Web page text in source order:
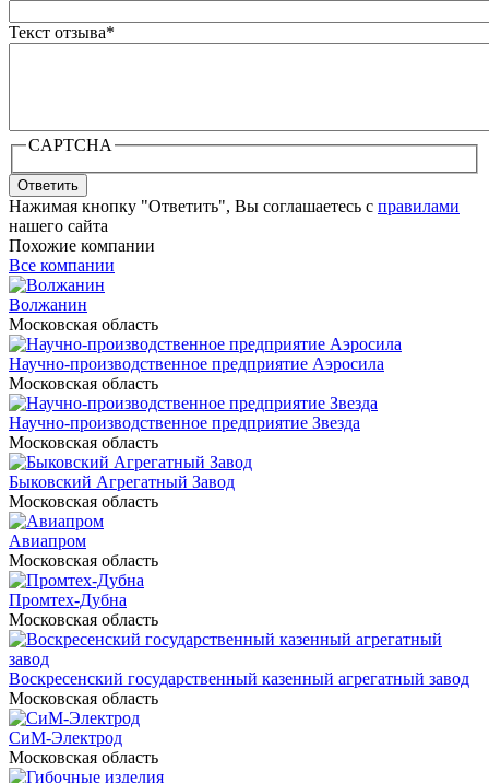
Текст отзыва*
CAPTCHA
Ответить
Нажимая кнопку "Ответить", Вы соглашаетесь с правилами
нашего сайта
Похожие компании
Все компании
Волжанин
Московская область
Научно-производственное предприятие Аэросила
Московская область
Научно-производственное предприятие Звезда
Московская область
Быковский Агрегатный Завод
Московская область
Авиапром
Московская область
Промтех-Дубна
Московская область
Воскресенский государственный казенный агрегатный завод
Московская область
СиМ-Электрод
Московская область